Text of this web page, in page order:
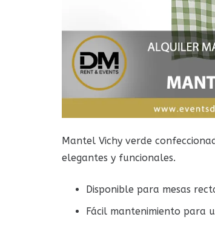
Mantel Vichy verde
elegantes y funcionales.
Disponible para mesas
Fácil mantenimiento para